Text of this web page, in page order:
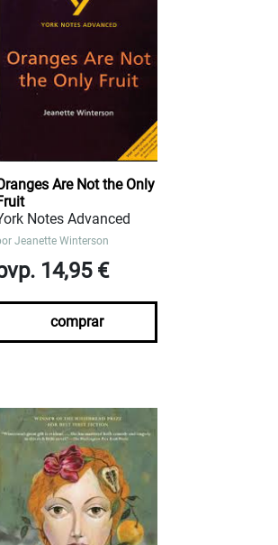
Are Not the Only
Notes Advanced
Jeanette Winterson
14,95 €
comprar